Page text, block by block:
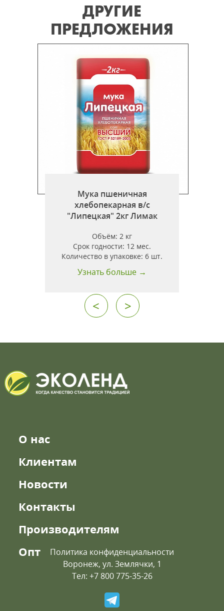
ДРУГИЕ
ПРЕДЛОЖЕНИЯ
Мука пшеничная
хлебопекарная в/с
"Липецкая" 2кг Лимак
Объём:2 кг
Срок годности: 12 мес.
Количество в упаковке:6 шт.
Узнать больше →
< >
О нас
Клиентам
Новости
Контакты
Производителям
Опт
Политика конфиденциальности
Воронеж, ул. Землячки, 1
Тел: +7 800 775-35-26